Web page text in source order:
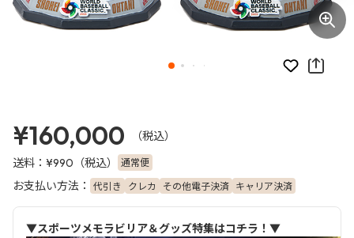
お気に入り
¥160,000
（税込）
送料： ¥990 （税込） 通常便
お支払い方法： 代引き クレカ その他電子決済 キャリア決済
▼スポーツメモラビリア＆グッズ特集はコチラ！▼